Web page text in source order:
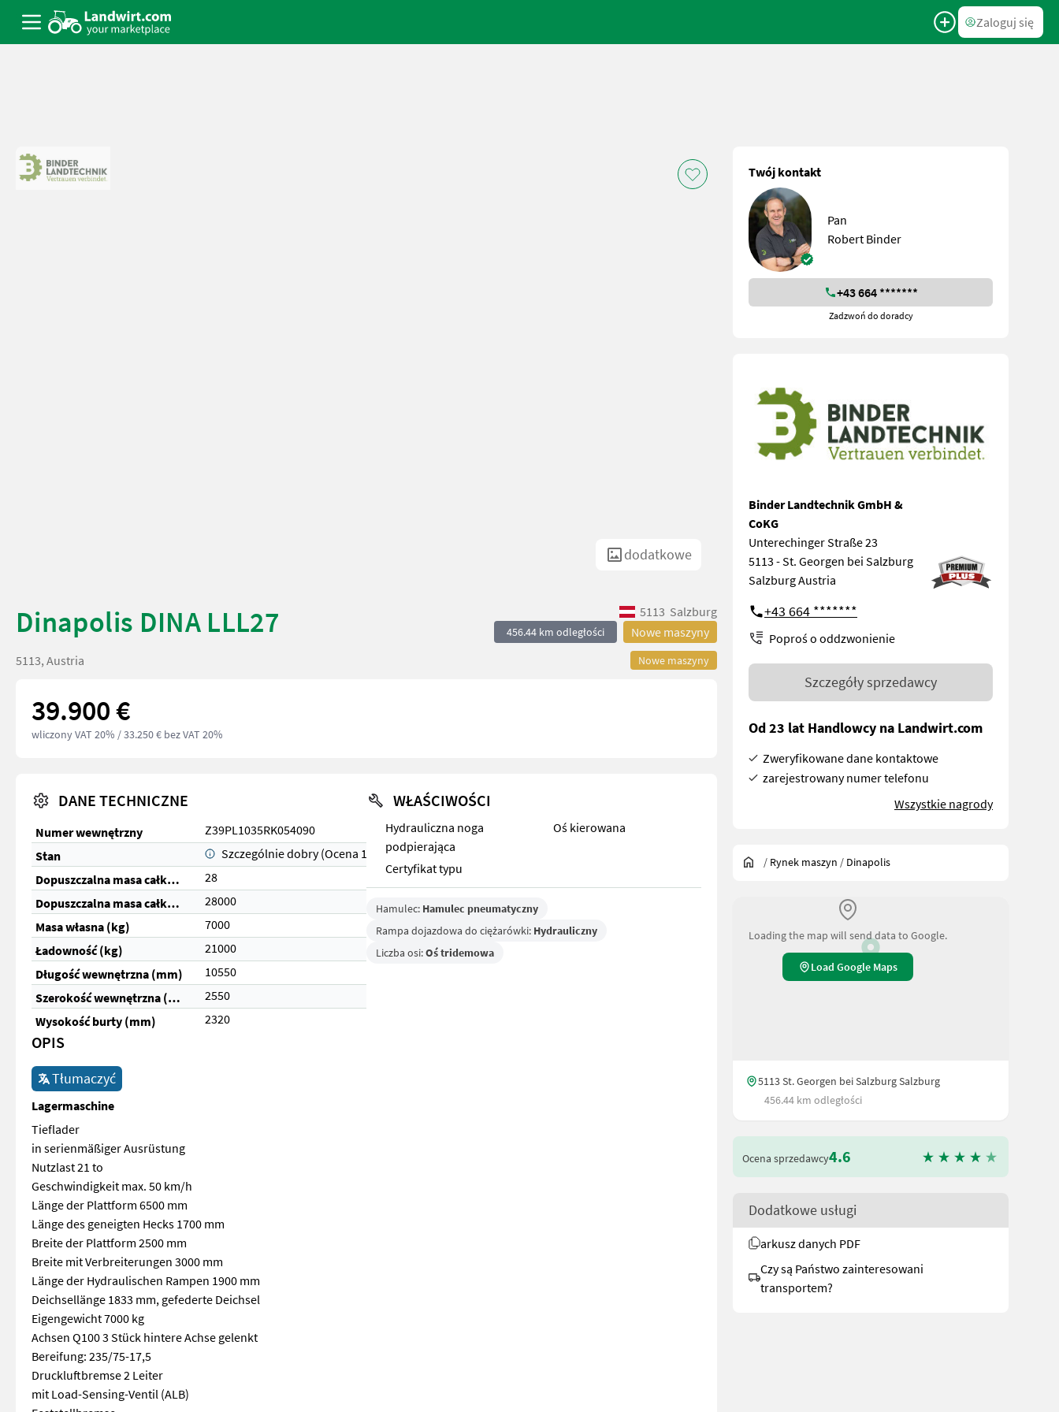
Zaloguj się
dodatkowe
Dinapolis DINA LLL27 5113 Salzburg
456.44 km odległości Nowe maszyny
Nowe maszyny
5113, Austria
39.900 €
wliczony VAT 20% / 33.250 € bez VAT 20%
DANE TECHNICZNE
Numer wewnętrzny
Z39PL1035RK054090
Stan
Szczególnie dobry (Ocena 1)
Dopuszczalna masa całkowita (t)
28
Dopuszczalna masa całkowita (kg)
28000
Masa własna (kg)
7000
Ładowność (kg)
21000
Długość wewnętrzna (mm)
10550
Szerokość wewnętrzna (mm)
2550
Wysokość burty (mm)
2320
WŁAŚCIWOŚCI
Hydrauliczna noga
podpierająca
Oś kierowana
Certyfikat typu
Hamulec: Hamulec pneumatyczny
Rampa dojazdowa do ciężarówki: Hydrauliczny
Liczba osi:Oś tridemowa
OPIS
Tłumaczyć
Lagermaschine
Tieflader
in serienmäßiger Ausrüstung
Nutzlast 21 to
Geschwindigkeit max. 50 km/h
Länge der Plattform 6500 mm
Länge des geneigten Hecks 1700 mm
Breite der Plattform 2500 mm
Breite mit Verbreiterungen 3000 mm
Länge der Hydraulischen Rampen 1900 mm
Deichsellänge 1833 mm, gefederte Deichsel
Eigengewicht 7000 kg
Achsen Q100 3 Stück hintere Achse gelenkt
Bereifung: 235/75-17,5
Druckluftbremse 2 Leiter
mit Load-Sensing-Ventil (ALB)
Twój kontakt
Pan
Robert Binder
+43 664 *******
Zadzwoń do doradcy
Binder Landtechnik GmbH &
CoKG
Unterechinger Straße 23
5113 - St. Georgen bei Salzburg
Salzburg Austria
+43 664 *******
Poproś o oddzwonienie
Szczegóły sprzedawcy
Od 23 lat Handlowcy na Landwirt.com
Zweryfikowane dane kontaktowe
zarejestrowany numer telefonu
Wszystkie nagrody
/ Rynek maszyn / Dinapolis
Loading the map will send data to Google.
Load Google Maps
5113 St. Georgen bei Salzburg Salzburg
456.44 km odległości
Ocena sprzedawcy4.6
Dodatkowe usługi
arkusz danych PDF
Czy są Państwo zainteresowani
transportem?